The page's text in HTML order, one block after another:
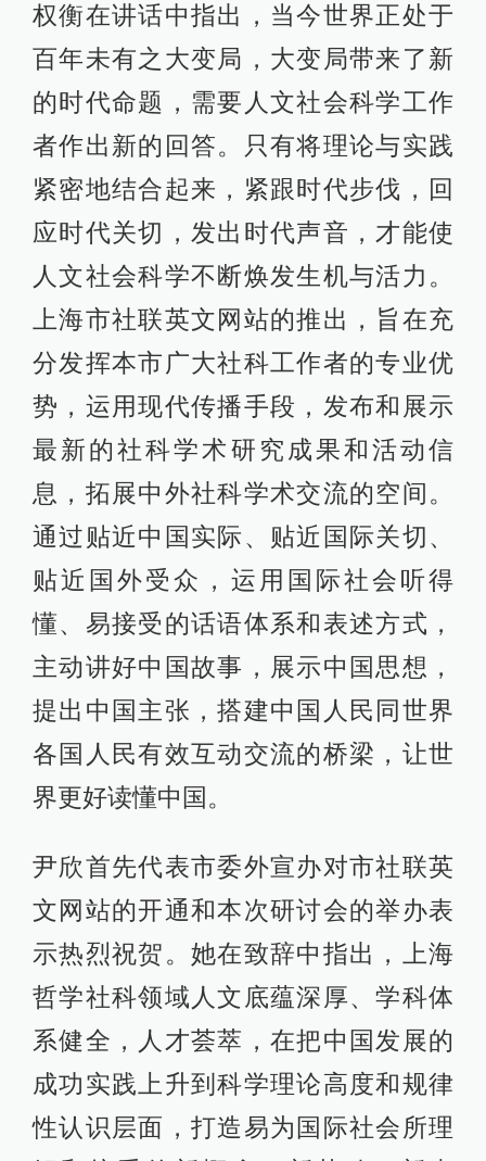
权衡在讲话中指出，当今世界正处于
百年未有之大变局，大变局带来了新
的时代命题，需要人文社会科学工作
者作出新的回答。只有将理论与实践
紧密地结合起来，紧跟时代步伐，回
应时代关切，发出时代声音，才能使
人文社会科学不断焕发生机与活力。
上海市社联英文网站的推出，旨在充
分发挥本市广大社科工作者的专业优
势，运用现代传播手段，发布和展示
最新的社科学术研究成果和活动信
息，拓展中外社科学术交流的空间。
通过贴近中国实际、贴近国际关切、
贴近国外受众，运用国际社会听得
懂、易接受的话语体系和表述方式，
主动讲好中国故事，展示中国思想，
提出中国主张，搭建中国人民同世界
各国人民有效互动交流的桥梁，让世
界更好读懂中国。
尹欣首先代表市委外宣办对市社联英
文网站的开通和本次研讨会的举办表
示热烈祝贺。她在致辞中指出，上海
哲学社科领域人文底蕴深厚、学科体
系健全，人才荟萃，在把中国发展的
成功实践上升到科学理论高度和规律
性认识层面，打造易为国际社会所理